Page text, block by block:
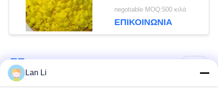
ετικέτας και
μεγεθών
negotiable MOQ:500 κιλά
ΕΠΙΚΟΙΝΩΝΊΑ
Lan Li